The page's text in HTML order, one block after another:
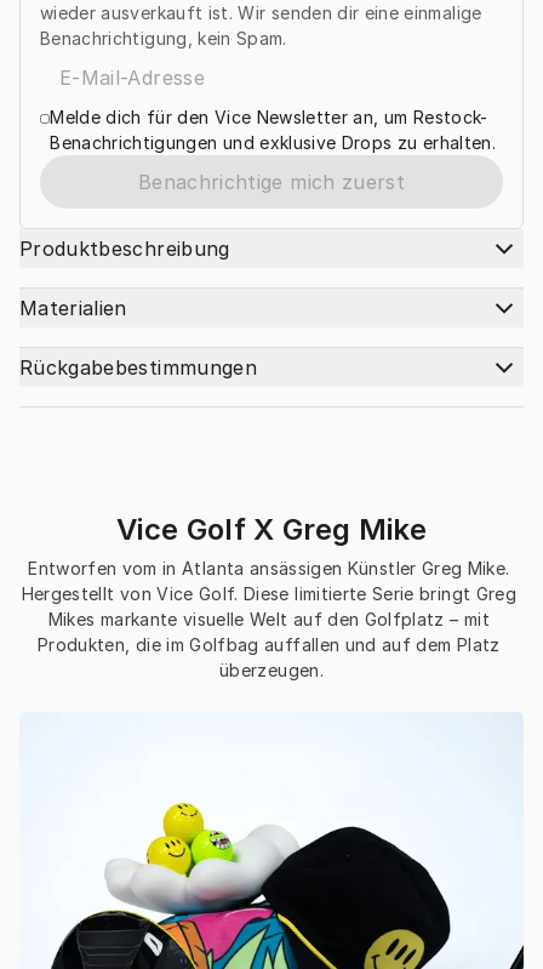
wieder ausverkauft ist. Wir senden dir eine einmalige
Benachrichtigung, kein Spam.
Melde dich für den Vice Newsletter an, um Restock-
Benachrichtigungen und exklusive Drops zu erhalten.
Benachrichtige mich zuerst
Produktbeschreibung
Materialien
Rückgabebestimmungen
Vice Golf X Greg Mike
Entworfen vom in Atlanta ansässigen Künstler Greg Mike.
Hergestellt von Vice Golf. Diese limitierte Serie bringt Greg
Mikes markante visuelle Welt auf den Golfplatz – mit
Produkten, die im Golfbag auffallen und auf dem Platz
überzeugen.